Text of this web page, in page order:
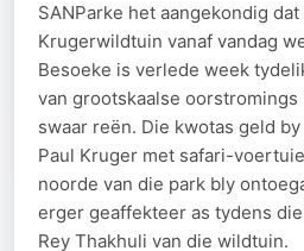
SANParke het aangekondig
Krugerwildtuin vanaf vandag
Besoeke is verlede week
van grootskaalse oorstromings
swaar reën. Die kwotas geld
Paul Kruger met safari-
noorde van die park bly
erger geaffekteer as tydens
Rey Thakhuli van die wildtuin.